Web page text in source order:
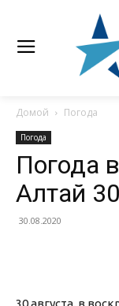
Домой Погода
Погода
Погода
Алтай
30.08.2020